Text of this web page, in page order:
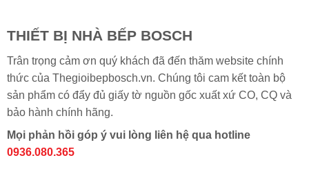
THIẾT BỊ NHÀ BẾP BOSCH
Trân trọng cảm ơn quý khách đã đến thăm website chính
thức của Thegioibepbosch.vn. Chúng tôi cam kết toàn bộ
sản phẩm có đẩy đủ giấy tờ nguồn gốc xuất xứ CO, CQ và
bảo hành chính hãng.
Mọi phản hồi góp ý vui lòng liên hệ qua hotline
0936.080.365